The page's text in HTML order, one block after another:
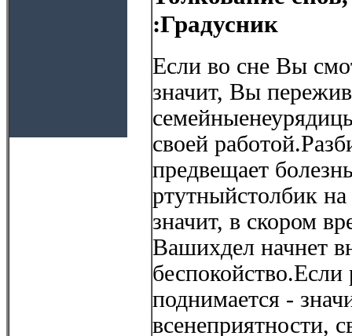
:Градусник
Если во сне Вы
значит, Вы
своей
предвещает
ртутныйстолбик на
значит, в скором
Вашихдел начнет
поднимается -
всенеприятности,